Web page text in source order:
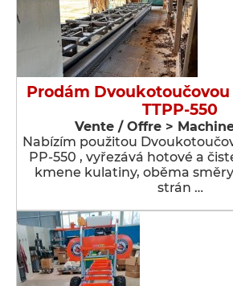
Prodám
TTPP-550
Vente / Offre >
Nabízím použitou
PP-550 , vyřezává hotové a
kmene kulatiny, oběma
strán …